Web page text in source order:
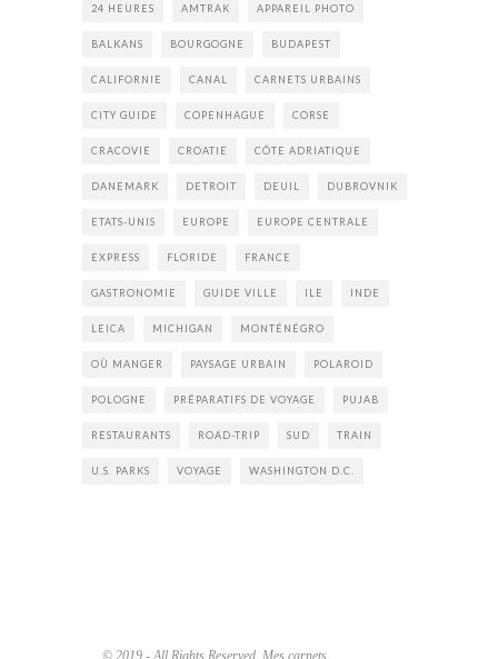
24 HEURES AMTRAK APPAREIL PHOTO
BALKANS BOURGOGNE BUDAPEST
CALIFORNIE CANAL CARNETS URBAINS
CITY GUIDE COPENHAGUE CORSE
CRACOVIE CROATIE CÔTE ADRIATIQUE
DANEMARK DETROIT DEUIL DUBROVNIK
ETATS-UNIS EUROPE EUROPE CENTRALE
EXPRESS FLORIDE FRANCE
GASTRONOMIE GUIDE VILLE ILE INDE
LEICA MICHIGAN MONTÉNÉGRO
OÙ MANGER PAYSAGE URBAIN POLAROID
POLOGNE PRÉPARATIFS DE VOYAGE PUJAB
RESTAURANTS ROAD-TRIP SUD TRAIN
U.S. PARKS VOYAGE WASHINGTON D.C.
© 2019 - All Rights Reserved. Mes carnets